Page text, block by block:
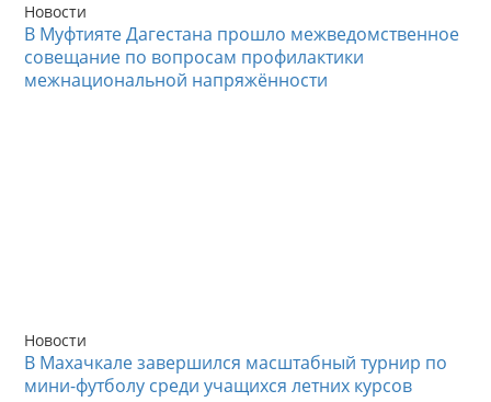
Новости
В Муфтияте Дагестана прошло межведомственное
совещание по вопросам профилактики
межнациональной напряжённости
Новости
В Махачкале завершился масштабный турнир по
мини-футболу среди учащихся летних курсов